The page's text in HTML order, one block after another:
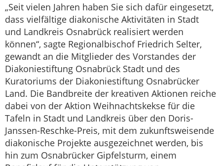
„Seit vielen Jahren haben Sie sich dafür eingesetzt,
dass vielfältige diakonische Aktivitäten in Stadt
und Landkreis Osnabrück realisiert werden
können“, sagte Regionalbischof Friedrich Selter,
gewandt an die Mitglieder des Vorstandes der
Diakoniestiftung Osnabrück Stadt und des
Kuratoriums der Diakoniestiftung Osnabrücker
Land. Die Bandbreite der kreativen Aktionen reiche
dabei von der Aktion Weihnachtskekse für die
Tafeln in Stadt und Landkreis über den Doris-
Janssen-Reschke-Preis, mit dem zukunftsweisende
diakonische Projekte ausgezeichnet werden, bis
hin zum Osnabrücker Gipfelsturm, einem